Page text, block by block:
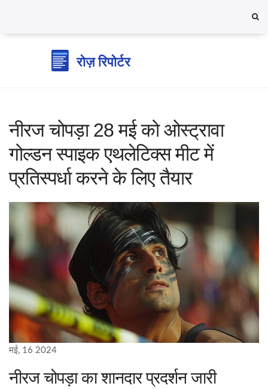
नीरज चोपड़ा 28 मई को ओस्ट्रावा
गोल्डन स्पाइक एथलेटिक्स मीट में
प्रतिस्पर्धा करने के लिए तैयार
मई, 16 2024
नीरज चोपड़ा का शानदार प्रदर्शन जारी